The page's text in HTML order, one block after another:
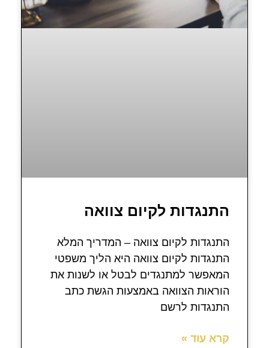
התנגדות לקיום צוואה
התנגדות לקיום צוואה – המדריך המלא
התנגדות לקיום צוואה היא הליך משפטי
המאפשר למתנגדים לבטל או לשנות את
הוראות הצוואה באמצעות הגשת כתב
התנגדות לרשם
קרא עוד »